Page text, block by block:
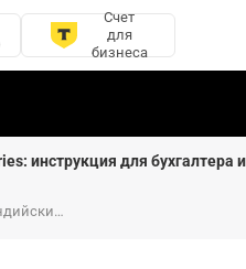
Счет
для
бизнеса
инструкция для бухгалтера
Налог, удержанный индийским контрагентом, учитывается при уплате налога на прибыль в России